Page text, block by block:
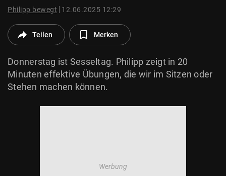
© Krone Multimedia GmbH & Co KG 2026
Philipp bewegt 12.06.2025 12:29
Teilen Merken
Donnerstag ist Sesseltag. Philipp zeigt in 20
Minuten effektive Übungen, die wir im Sitzen oder
Stehen machen können.